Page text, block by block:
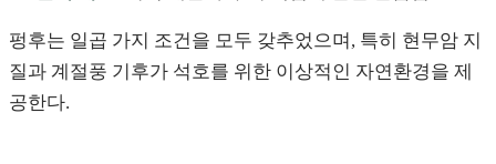
펑후는 일곱 가지 조건을 모두 갖추었으며, 특히 현무암 지
질과 계절풍 기후가 석호를 위한 이상적인 자연환경을 제
공한다.